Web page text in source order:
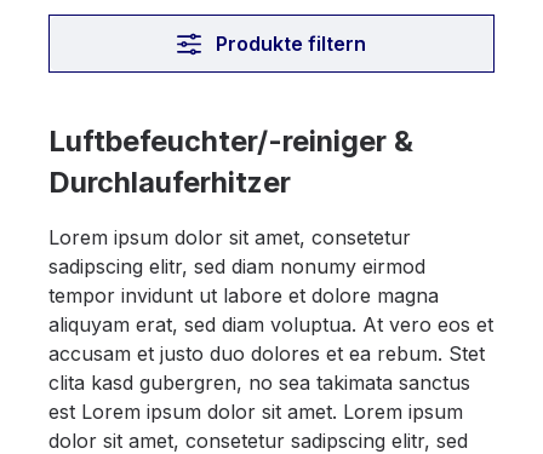
Produkte filtern
Luftbefeuchter/-reiniger &
Durchlauferhitzer
Lorem ipsum dolor sit amet, consetetur
sadipscing elitr, sed diam nonumy eirmod
tempor invidunt ut labore et dolore magna
aliquyam erat, sed diam voluptua. At vero eos et
accusam et justo duo dolores et ea rebum. Stet
clita kasd gubergren, no sea takimata sanctus
est Lorem ipsum dolor sit amet. Lorem ipsum
dolor sit amet, consetetur sadipscing elitr, sed